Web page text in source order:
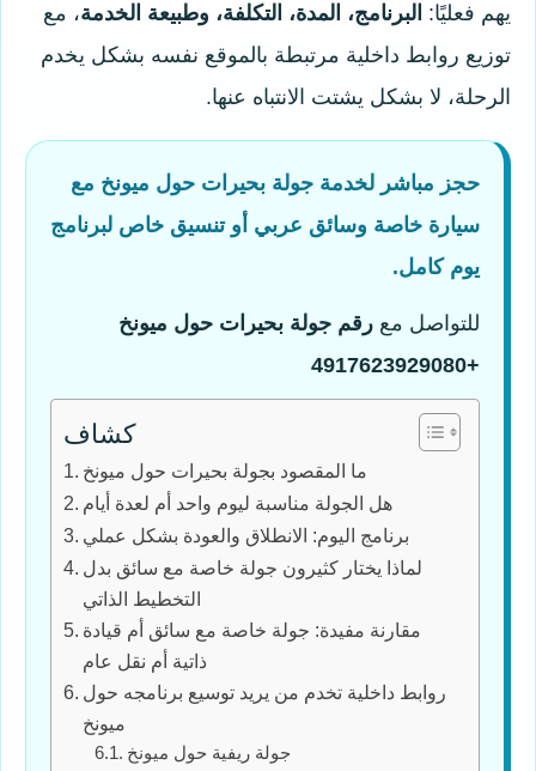
يهم فعليًا: البرنامج، المدة، التكلفة، وطبيعة الخدمة، مع
توزيع روابط داخلية مرتبطة بالموقع نفسه بشكل يخدم
الرحلة، لا بشكل يشتت الانتباه عنها.
حجز مباشر لخدمة جولة بحيرات حول ميونخ مع
سيارة خاصة وسائق عربي أو تنسيق خاص لبرنامج
يوم كامل.
للتواصل مع رقم جولة بحيرات حول ميونخ
+4917623929080
كشاف
ما المقصود بجولة بحيرات حول ميونخ
هل الجولة مناسبة ليوم واحد أم لعدة أيام
برنامج اليوم: الانطلاق والعودة بشكل عملي
لماذا يختار كثيرون جولة خاصة مع سائق بدل
التخطيط الذاتي
مقارنة مفيدة: جولة خاصة مع سائق أم قيادة
ذاتية أم نقل عام
روابط داخلية تخدم من يريد توسيع برنامجه حول
ميونخ
جولة ريفية حول ميونخ